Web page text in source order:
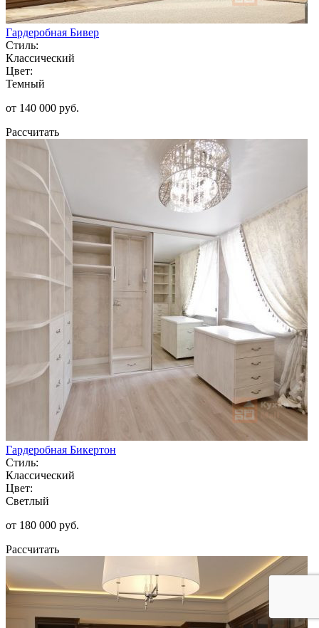
Гардеробная Бивер
Стиль:
Классический
Цвет:
Темный
от 140 000 руб.
Рассчитать
Гардеробная Бикертон
Стиль:
Классический
Цвет:
Светлый
от 180 000 руб.
Рассчитать